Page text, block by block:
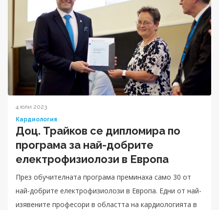
4 юли 2023
Кардиология
Доц. Трайков се дипломира по
програма за най-добрите
електрофизиолози в Европа
През обучителната програма преминаха само 30 от
най-добрите електрофизиолози в Европа. Едни от най-
изявените професори в областта на кардиологията в